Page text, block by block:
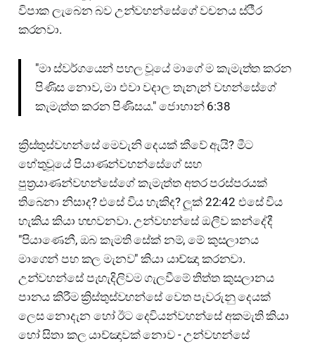
විපාක ලැබෙන බව උන්වහන්සේගේ වචනය ස්ථීර
කරනවා.
"මා ස්වර්ගයෙන් පහල වූයේ මාගේ ම කැමැත්ත කරන
පිණිස නොව, මා එවා වදාල තැනැන් වහන්සේගේ
කැමැත්ත කරන පිණිසය." ජොහාන් 6:38
ක්‍රිස්තුස්වහන්සේ මෙවැනි දෙයක් කීවේ ඇයි? මීට
හේතුවූයේ පියාණන්වහන්සේගේ සහ
පුත්‍රයාණන්වහන්සේගේ කැමැත්ත අතර පරස්පරයක්
තිබෙනා නිසාද? එසේ විය හැකිද? ලූක් 22:42 එසේ විය
හැකිය කියා හඟවනවා. උන්වහන්සේ ඔලීව කන්දේදී
"පියාණෙනී, ඔබ කැමති සේක් නම්, මේ කුසලානය
මාගෙන් පහ කල මැනව" කියා යාච්ඤා කරනවා.
උන්වහන්සේ පැහැදිලිවම ගැලවීමේ තිත්ත කුසලානය
පානය කිරීම ක්‍රිස්තුස්වහන්සේ වෙත පැවරුනු දෙයක්
ලෙස නොදැන හෝ ඊට දෙවියන්වහන්සේ අකමැති කියා
හෝ සිතා කල යාච්ඤාවක් නොව - උන්වහන්සේ